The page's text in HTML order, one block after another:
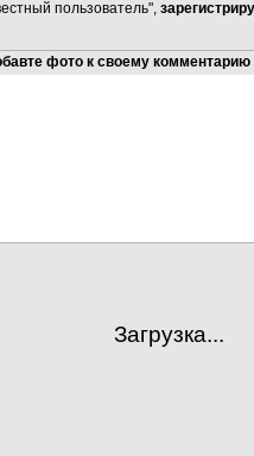
пользователь",
фото к своему
Загрузка...